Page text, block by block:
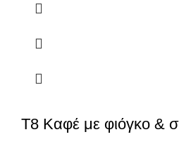
T8 Καφέ με φιόγκο &